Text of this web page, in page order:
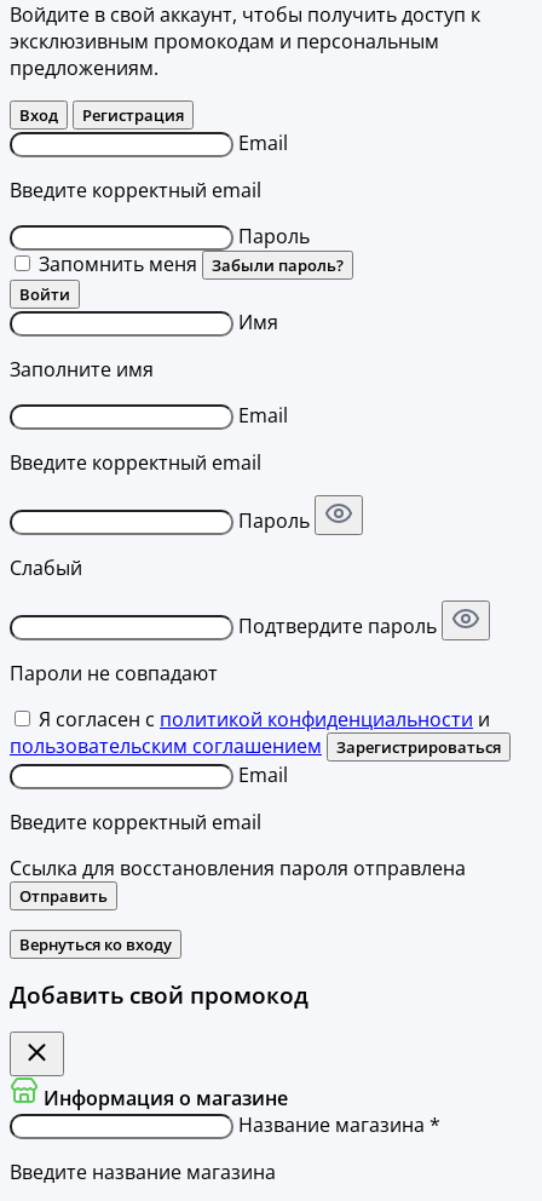
Войдите в свой аккаунт, чтобы получить доступ к
эксклюзивным промокодам и персональным
предложениям.
Вход Регистрация
Email
Введите корректный email
Пароль
Запомнить меня
Забыли пароль?
Войти
Имя
Заполните имя
Email
Введите корректный email
Пароль
Слабый
Подтвердите пароль
Пароли не совпадают
Я согласен с политикой конфиденциальности и
пользовательским соглашением
Зарегистрироваться
Email
Введите корректный email
Ссылка для восстановления пароля отправлена
Отправить
Вернуться ко входу
Добавить свой промокод
Информация о магазине
Название магазина *
Введите название магазина